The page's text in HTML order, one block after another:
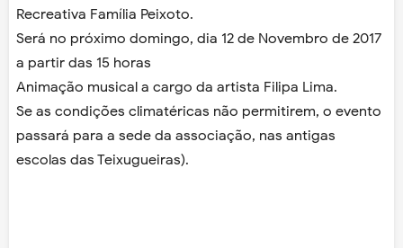
Recreativa Família Peixoto.
Será no próximo domingo, dia 12 de Novembro de 2017
a partir das 15 horas
Animação musical a cargo da artista Filipa Lima.
Se as condições climatéricas não permitirem, o evento
passará para a sede da associação, nas antigas
escolas das Teixugueiras).